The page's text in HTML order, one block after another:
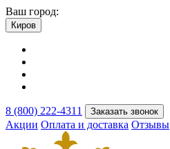
Ваш город:
Киров
8 (800) 222-4311 Заказать звонок
Акции Оплата и доставка Отзывы